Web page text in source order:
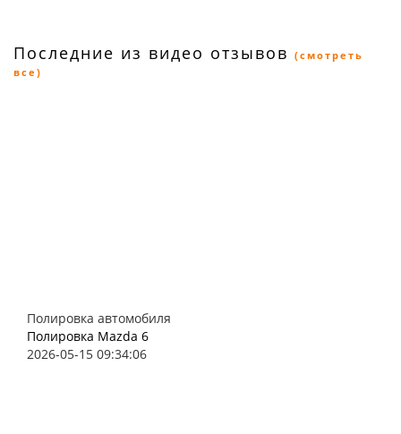
Последние из видео отзывов (смотреть
все)
Полировка автомобиля
Полировка Mazda 6
2026-05-15 09:34:06